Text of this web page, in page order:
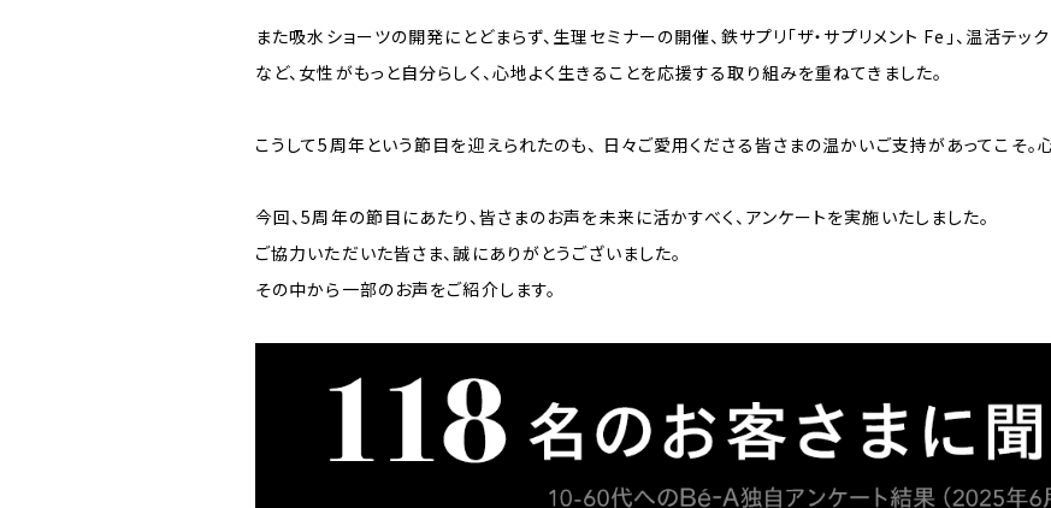
また吸水ショーツの開発にとどまらず、生理セミナーの開催、鉄サプリ「ザ・サプリメント Fe」、温活テッ
など、女性がもっと自分らしく、心地よく生きることを応援する取り組みを重ねてきました。
こうして5周年という節目を迎えられたのも、 日々ご愛用くださる皆さまの温かいご支持があってこそ。
今回、5周年の節目にあたり、皆さまのお声を未来に活かすべく、アンケートを実施いたしました。
ご協力いただいた皆さま、誠にありがとうございました。
その中から一部のお声をご紹介します。